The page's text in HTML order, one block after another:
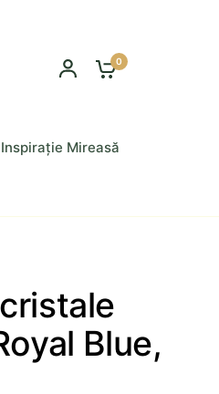
0
Inspirație Mireasă
Blue,